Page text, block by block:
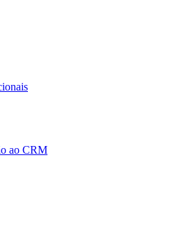
ao CRM